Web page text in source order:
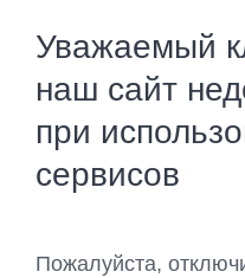
Уважаемый
наш сайт
при
сервисов
Пожалуйста,